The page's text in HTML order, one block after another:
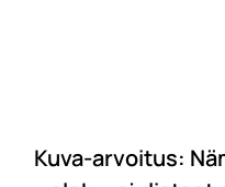
Kuva-arvoitus: